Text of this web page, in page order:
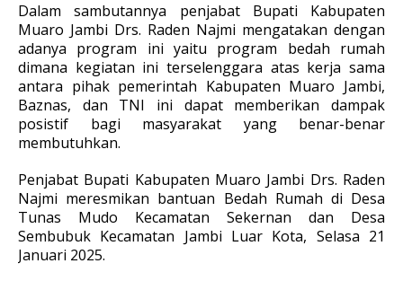
Dalam sambutannya penjabat Bupati Kabupaten
Muaro Jambi Drs. Raden Najmi mengatakan dengan
adanya program ini yaitu program bedah rumah
dimana kegiatan ini terselenggara atas kerja sama
antara pihak pemerintah Kabupaten Muaro Jambi,
Baznas, dan TNI ini dapat memberikan dampak
posistif bagi masyarakat yang benar-benar
membutuhkan.
Penjabat Bupati Kabupaten Muaro Jambi Drs. Raden
Najmi meresmikan bantuan Bedah Rumah di Desa
Tunas Mudo Kecamatan Sekernan dan Desa
Sembubuk Kecamatan Jambi Luar Kota, Selasa 21
Januari 2025.